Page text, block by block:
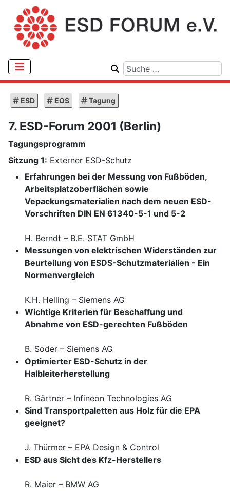
ESD EOS Tagung
7. ESD-Forum 2001 (Berlin)
Tagungsprogramm
Sitzung 1: Externer ESD-Schutz
Erfahrungen bei der Messung von Fußböden,
Arbeitsplatzoberflächen sowie
Vepackungsmaterialien nach dem neuen ESD-
Vorschriften DIN EN 61340-5-1 und 5-2
H. Berndt – B.E. STAT GmbH
Messungen von elektrischen Widerständen zur
Beurteilung von ESDS-Schutzmaterialien - Ein
Normenvergleich
K.H. Helling – Siemens AG
Wichtige Kriterien für Beschaffung und
Abnahme von ESD-gerechten Fußböden
B. Soder – Siemens AG
Optimierter ESD-Schutz in der
Halbleiterherstellung
R. Gärtner – Infineon Technologies AG
Sind Transportpaletten aus Holz für die EPA
geeignet?
J. Thürmer – EPA Design & Control
ESD aus Sicht des Kfz-Herstellers
R. Maier – BMW AG